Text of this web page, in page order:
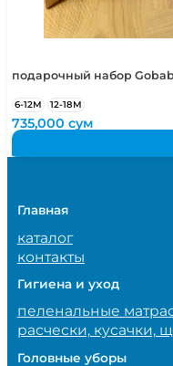
подарочный набор
6-12М 12-18М
735,000сум
Главная
каталог
контакты
Гигиена и уход
пеленальные
расчески, кусачки,
Головные уборы